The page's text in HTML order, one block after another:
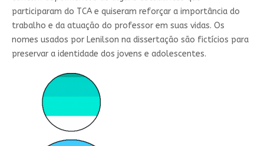
participaram do TCA e quiseram reforçar a importância do
trabalho e da atuação do professor em suas vidas. Os
nomes usados por Lenilson na dissertação são fictícios para
preservar a identidade dos jovens e adolescentes.